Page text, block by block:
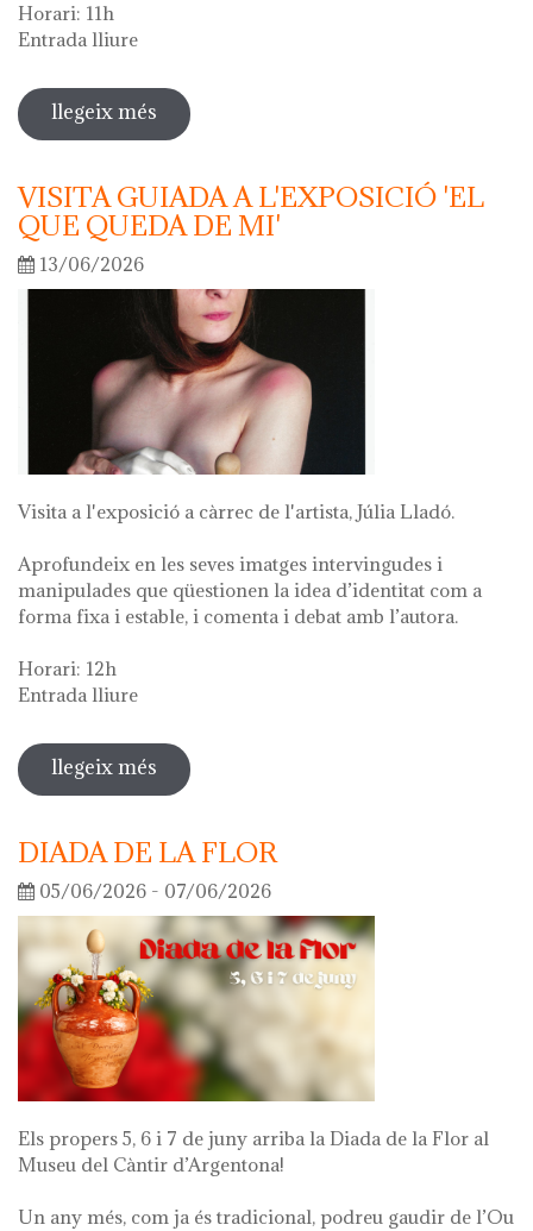
Horari: 11h
Entrada lliure
llegeix més sobre visita guiada a l'exposició 'anar
a la font'
VISITA GUIADA A L'EXPOSICIÓ 'EL
QUE QUEDA DE MI'
13/06/2026
Visita a l'exposició a càrrec de l'artista, Júlia Lladó.
Aprofundeix en les seves imatges intervingudes i
manipulades que qüestionen la idea d’identitat com a
forma fixa i estable, i comenta i debat amb l’autora.
Horari: 12h
Entrada lliure
llegeix més sobre visita guiada a l'exposició 'el
que queda de mi'
DIADA DE LA FLOR
05/06/2026 - 07/06/2026
Els propers 5, 6 i 7 de juny arriba la Diada de la Flor al
Museu del Càntir d’Argentona!
Un any més, com ja és tradicional, podreu gaudir de l’Ou